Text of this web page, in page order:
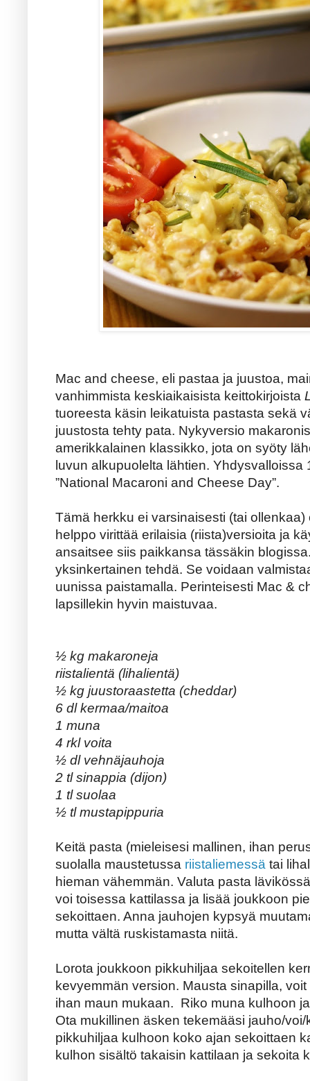
Mac and cheese, eli pastaa ja juustoa,
vanhimmista keskiaikaisista keittokirjoista
tuoreesta käsin leikatuista pastasta sekä
juustosta tehty pata. Nykyversio
amerikkalainen klassikko, jota on syöty
luvun alkupuolelta lähtien. Yhdysvalloissa
”National Macaroni and Cheese Day”.
Tämä herkku ei varsinaisesti (tai
helppo virittää erilaisia (riista)versioita ja
ansaitsee siis paikkansa tässäkin
yksinkertainen tehdä. Se voidaan
uunissa paistamalla. Perinteisesti Mac &
lapsillekin hyvin maistuvaa.
½ kg makaroneja
riistalientä (lihalientä)
½ kg juustoraastetta (cheddar)
6 dl kermaa/maitoa
1 muna
4 rkl voita
½ dl vehnäjauhoja
2 tl sinappia (dijon)
1 tl suolaa
½ tl mustapippuria
Keitä pasta (mieleisesi mallinen, ihan
suolalla maustetussa riistaliemessä tai
hieman vähemmän. Valuta pasta
voi toisessa kattilassa ja lisää joukkoon
sekoittaen. Anna jauhojen kypsyä
mutta vältä ruskistamasta niitä.
Lorota joukkoon pikkuhiljaa sekoitellen
kevyemmän version. Mausta sinapilla,
ihan maun mukaan. Riko muna kulhoon
Ota mukillinen äsken tekemääsi jauho/
pikkuhiljaa kulhoon koko ajan sekoittaen
kulhon sisältö takaisin kattilaan ja sekoita